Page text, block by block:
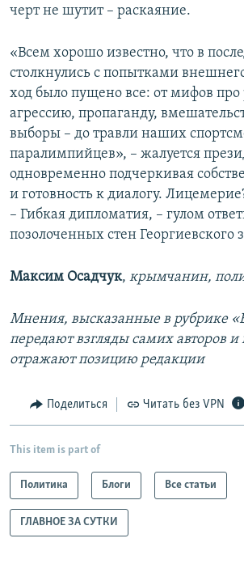
черт не шутит – раскаяние.
«Всем хорошо известно, что в
столкнулись с попытками
ход было пущено все: от мифов
агрессию, пропаганду,
выборы – до травли наших
паралимпийцев», – жалуется
одновременно подчеркивая
и готовность к диалогу.
– Гибкая дипломатия, – гулом
позолоченных стен Георгиевского
Максим Осадчук, крымчанин,
Мнения, высказанные в рубрике
передают взгляды самих авторов и
отражают позицию редакции
Поделиться Читать без VPN
This item is part of
Политика Блоги Все статьи
ГЛАВНОЕ ЗА СУТКИ